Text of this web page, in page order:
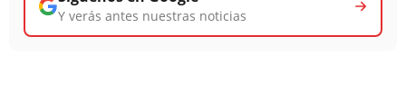
Y verás antes nuestras noticias